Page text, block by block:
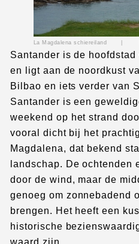
La Magdalena schiereiland |
Santander is de
en ligt aan de noordkust
Bilbao en iets verder van
Santander is een
weekend op het strand
vooral dicht bij het
Magdalena, dat bekend
landschap. De ochtenden
door de wind, maar de
genoeg om zonnebadend
brengen. Het heeft een
historische
waard zijn.